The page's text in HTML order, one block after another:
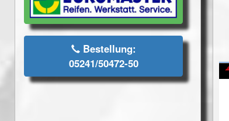
Bestellung:
05241/50472-50